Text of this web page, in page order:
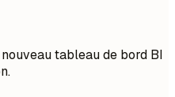
tableau de bord BI